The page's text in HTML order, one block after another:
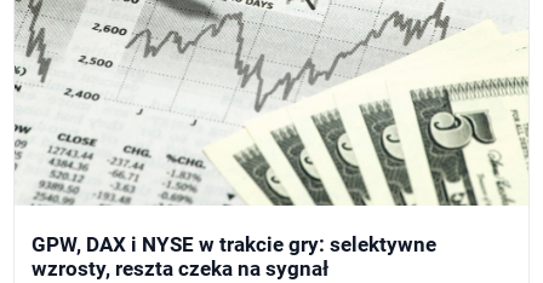
GPW, DAX i NYSE w trakcie gry: selektywne
wzrosty, reszta czeka na sygnał